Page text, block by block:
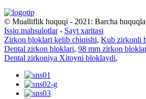
© Mualliflik huquqi - 2021: Barcha
Issiq mahsulotlar- Sayt xaritasi
Zirkon bloklari kelib chiqishi, Kub zirkonli
Dental zirkon bloklari, 98 mm zirkon
Dental zirkoniya Xitoyni bloklaydi,